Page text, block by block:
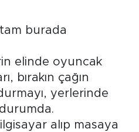
burada
elinde oyuncak
bırakın çağın
yerlerinde
alıp masaya